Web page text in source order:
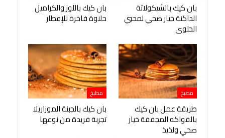
بان كيك بالشيكولاتة
الداكنة خيار صحي لمحبي
الحلوى
بان كيك باللوز والكراميل
حلاوة فاخرة للإفطار
مطبخ
طريقة عمل بان كيك
بالفواكه المجففة خيار
صحي ولذيذ
مطبخ
بان كيك بالجبنة الموزاريلا
تجربة فريدة من نوعها